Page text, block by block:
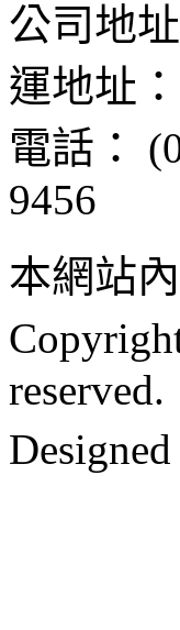
公司地址
運地址：
電話：
9456
本網站
reserved.